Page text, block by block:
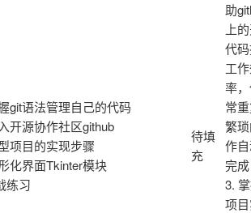
git语法管理自己的代码
开源协作社区github
项目的实现步骤
化界面Tkinter模块
练习
待填
充
助
上
代
工
率
常
繁
作
完成
3.
项